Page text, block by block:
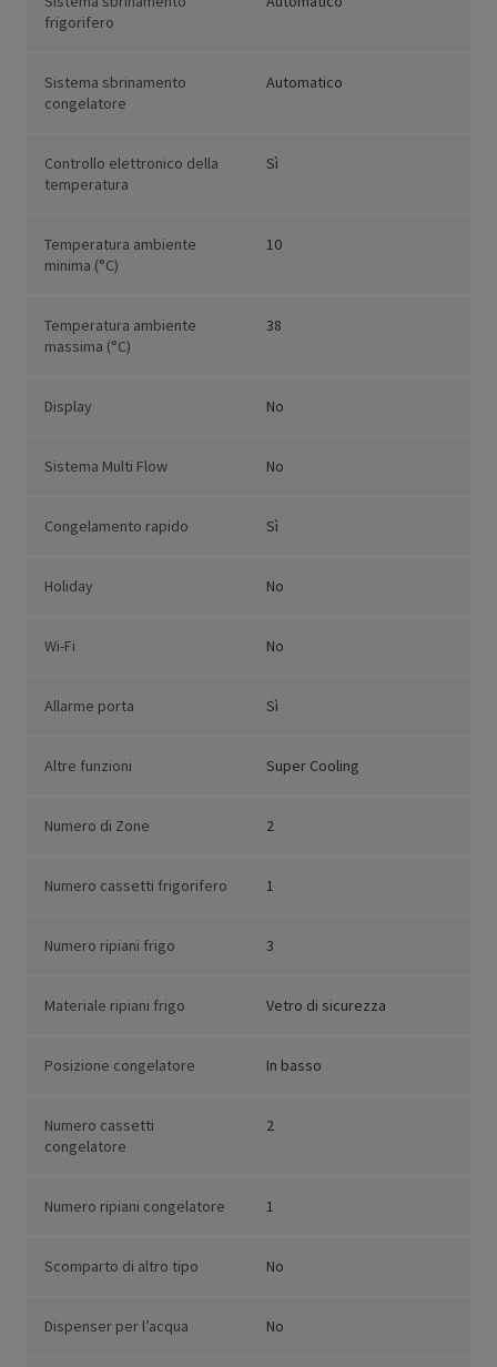
frigorifero
Sistema sbrinamento
congelatore
Automatico
Controllo elettronico della
temperatura
Sì
Temperatura ambiente
minima (°C)
10
Temperatura ambiente
massima (°C)
38
Display No
Sistema Multi Flow No
Congelamento rapido Sì
Holiday No
Wi-Fi No
Allarme porta Sì
Altre funzioni Super Cooling
Numero di Zone 2
Numero cassetti frigorifero 1
Numero ripiani frigo 3
Materiale ripiani frigo Vetro di sicurezza
Posizione congelatore In basso
Numero cassetti
congelatore
2
Numero ripiani congelatore 1
Scomparto di altro tipo No
Dispenser per l’acqua No